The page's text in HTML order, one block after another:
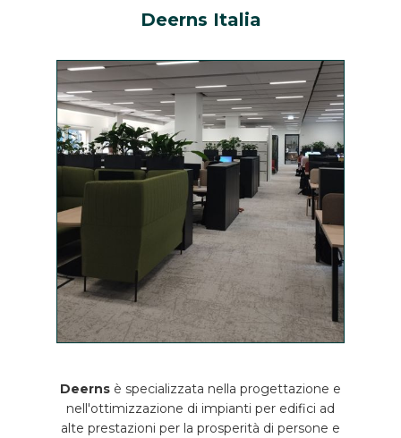
Deerns Italia
Deerns è specializzata nella progettazione e
nell'ottimizzazione di impianti per edifici ad
alte prestazioni per la prosperità di persone e